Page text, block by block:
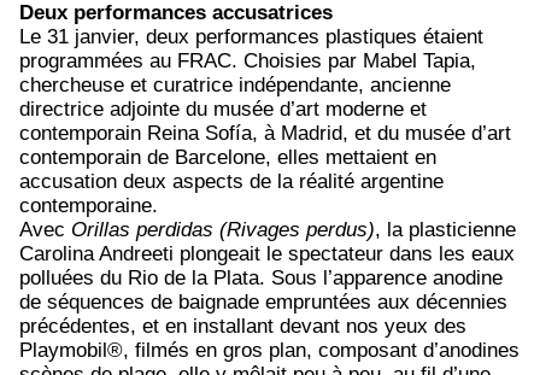
Deux performances accusatrices
Le 31 janvier, deux performances plastiques étaient
programmées au FRAC. Choisies par Mabel Tapia,
chercheuse et curatrice indépendante, ancienne
directrice adjointe du musée d’art moderne et
contemporain Reina Sofía, à Madrid, et du musée d’art
contemporain de Barcelone, elles mettaient en
accusation deux aspects de la réalité argentine
contemporaine.
Avec Orillas perdidas (Rivages perdus), la plasticienne
Carolina Andreeti plongeait le spectateur dans les eaux
polluées du Rio de la Plata. Sous l’apparence anodine
de séquences de baignade empruntées aux décennies
précédentes, et en installant devant nos yeux des
Playmobil®, filmés en gros plan, composant d’anodines